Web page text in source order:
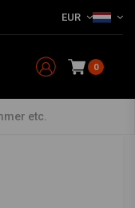
EUR
0
2-P Wide Touring Vintage zadel Kawasaki Vulcan 96-04 99-01
Kawasaki